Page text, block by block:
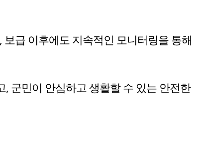
급 이후에도 지속적인 모니터링을 통해
군민이 안심하고 생활할 수 있는 안전한